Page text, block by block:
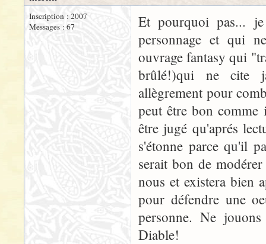
Inscription : 2007
Messages : 67
Et pourquoi pas...
personnage et qui
ouvrage fantasy qui
brûlé!)qui ne cite
allègrement pour
peut être bon
être jugé qu'aprés
s'étonne parce qu'il
serait bon de
nous et existera bien
pour défendre une
personne. Ne
Diable!